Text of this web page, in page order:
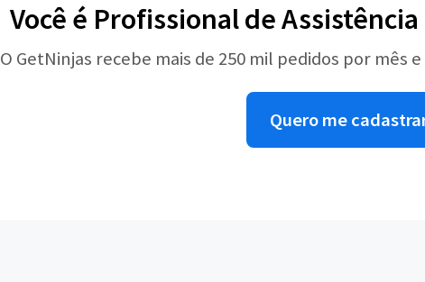
Você é Profissional de
O GetNinjas recebe mais de 250 mil pedidos por mês
Quero me